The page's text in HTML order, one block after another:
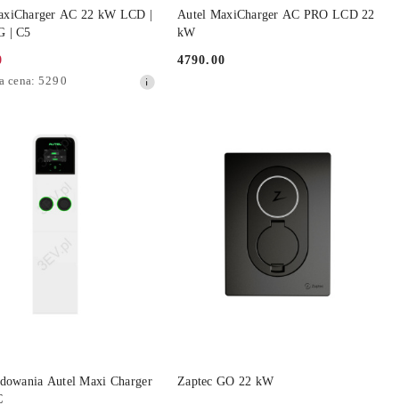
AC 22 kW LCD |
| C5
cena: 5290
DO KOSZYKA
Autel MaxiCharger AC PRO LCD 22
kW
Cena:
4790.00
DO KOSZYKA
Autel Maxi Charger
DO KOSZYKA
Zaptec GO 22 kW